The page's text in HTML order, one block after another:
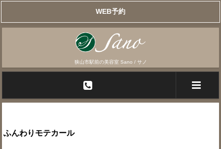
狭山市駅前の美容室 Sano / サノ
ふんわりモテカール
WEB予約